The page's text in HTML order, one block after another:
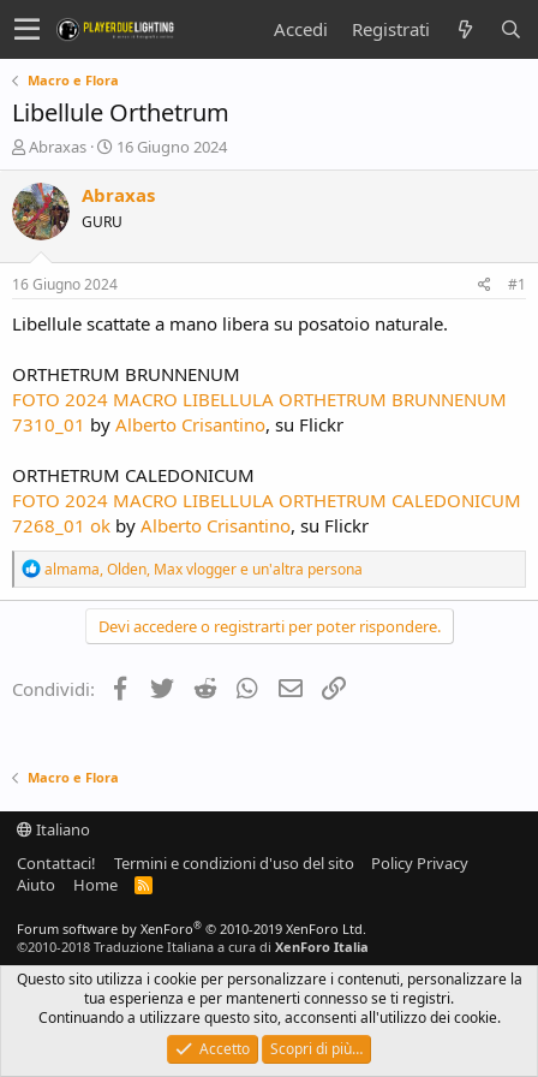
Accedi Registrati
Macro e Flora
Libellule Orthetrum
C
r
e
a
t
e
D
c
u
s
i
o
n
e
Abraxas
D
a
t
d
i
n
i
o
16 Giugno 2024
Abraxas
GURU
16 Giugno 2024 #1
Libellule scattate a mano libera su posatoio naturale.
ORTHETRUM BRUNNENUM
FOTO 2024 MACRO LIBELLULA ORTHETRUM BRUNNENUM
7310_01 by Alberto Crisantino, su Flickr
ORTHETRUM CALEDONICUM
FOTO 2024 MACRO LIBELLULA ORTHETRUM CALEDONICUM
7268_01 ok by Alberto Crisantino, su Flickr
R
e
a
o
n
almama,Olden, Max vloggere un'altra persona
Devi accedere o registrarti per poter rispondere.
Condividi: Facebook
TwitterReddit WhatsApp
e-mailLink
Macro e Flora
Italiano
Contattaci!
Termini e condizioni d'uso del sito
Policy Privacy
Aiuto
Home
R
Forum software by XenForo® © 2010-2019 XenForo Ltd.
©2010-2018 Traduzione Italiana a cura di XenForo Italia
Questo sito utilizza i cookie per personalizzare i contenuti, personalizzare la
tua esperienza e per mantenerti connesso se ti registri.
Continuando a utilizzare questo sito, acconsenti all'utilizzo dei cookie.
Accetto
Scopri di più…